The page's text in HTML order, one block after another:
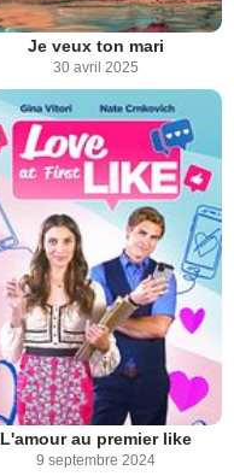
Je veux ton mari
30 avril 2025
L'amour au premier like
9 septembre 2024